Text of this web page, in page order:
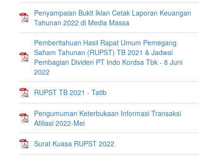
Penyampaian Bukti Iklan Cetak Laporan Keuangan
Tahunan 2022 di Media Massa
Pemberitahuan Hasil Rapat Umum Pemegang
Saham Tahunan (RUPST) TB 2021 & Jadwal
Pembagian Dividen PT Indo Kordsa Tbk - 8 Juni
2022
RUPST TB 2021 - Tatib
Pengumuman Keterbukaan Informasi Transaksi
Afiliasi 2022-Mei
Surat Kuasa RUPST 2022